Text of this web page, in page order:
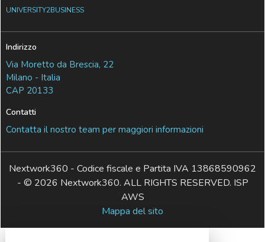
UNIVERSITY2BUSINESS
Indirizzo
Via Moretto da Brescia, 22
Milano - Italia
CAP 20133
Contatti
Contatta il nostro team per maggiori informazioni
Nextwork360 - Codice fiscale e Partita IVA 13868590962
- © 2026 Nextwork360. ALL RIGHTS RESERVED. ISP
AWS
Mappa del sito